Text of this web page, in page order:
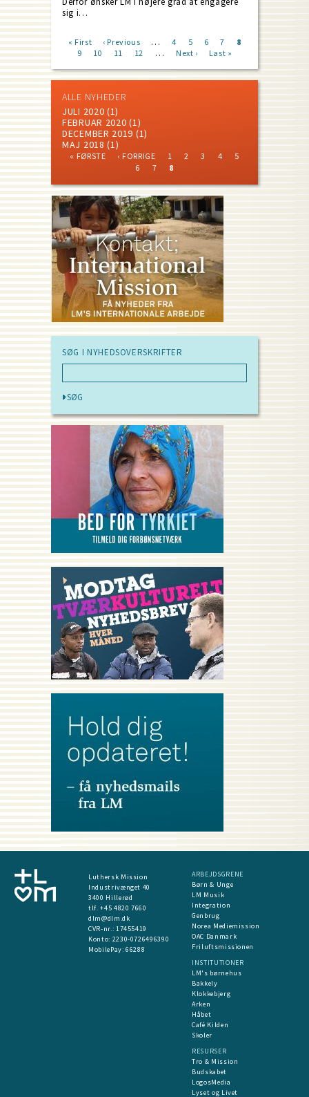
sig i…
Pagination
First
page
« First
Previous
page
‹ Previous … Page
4 Page
5 Page
6 Page
7
Current
8
Page
9 Page
10 Page
11 Page
12 …
Next
Next ›
Last
Last »
ALLE NYHEDER
JULI 2020 (1)
FEBRUAR 2020 (1)
DECEMBER 2019 (1)
MAJ 2018 (1)
FIRST
« FØRSTE
PREVIOUS
PAGE
‹ FORRIGE PAGE
1 PAGE
2 PAGE
3 PAGE
4 PAGE
5
PAGE
6 PAGE
7
CURRENT
8
SØG I NYHEDSOVERSKRIFTER
Luthersk Mission
Industrivænget 40
3400 Hillerød
tlf. +45 4820 7660
dlm@dlm.dk
CVR-nr.: 17455419
​Konto: 2230-0726496390
MobilePay:66288
ARBEJDSGRENE
Børn & Unge
LM Musik
Integration
Genbrug
Norea Mediemission
OAC Danmark
Friluftsmissionen
INSTITUTIONER
LM's børnehus
Bakkely
Klokkebjerg
Arken
Håbet
Café Kilden
Skoler
RESURSER
Tro & Mission
Budskabet
LogosMedia
Lyset og Livet